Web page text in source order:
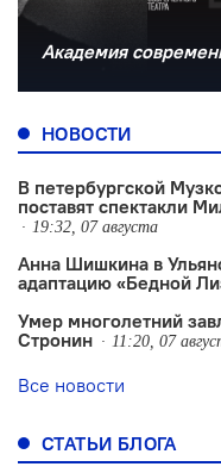
Академия
НОВОСТИ
В петербургской
поставят спектакли
19:32, 07 августа
Анна Шишкина в
адаптацию «Бедной
Умер многолетний
Стронин
11:20, 07
Все новости
СТАТЬИ БЛОГА